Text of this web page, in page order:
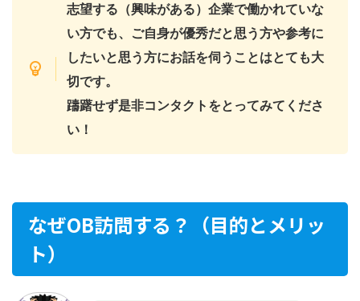
志望する（興味がある）企業で働かれていな
い方でも、ご自身が優秀だと思う方や参考に
したいと思う方にお話を伺うことはとても大
切です。
躊躇せず是非コンタクトをとってみてくださ
い！
なぜOB訪問する？（目的とメリッ
ト）